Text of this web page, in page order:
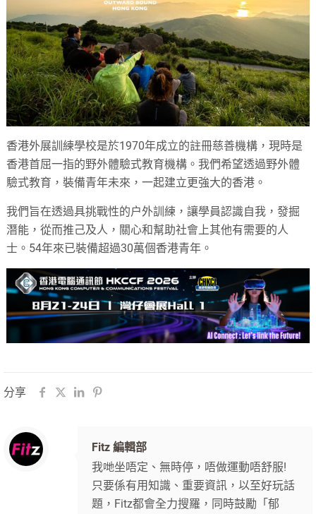
香港外展訓練學校是於1970年成立的註冊慈善機構，現時是
香港首屈一指的野外體驗式教育機構。我們希望透過野外體
驗式教育，裝備青年未來，一起建立更強大的香港。
我們旨在透過具挑戰性的户外訓練，讓學員認識自我，發掘
潛能，從而推己及人，關心和幫助社會上其他有需要的人
士。54年來已裝備超過30萬個香港青年。
分享
Fitz 編輯部
我哋坐唔定、無時停，唔做運動唔舒服!
只要係有用知識、重要資訊，以至好玩話
題，Fitz都會全力搜羅，同時鼓勵「郁